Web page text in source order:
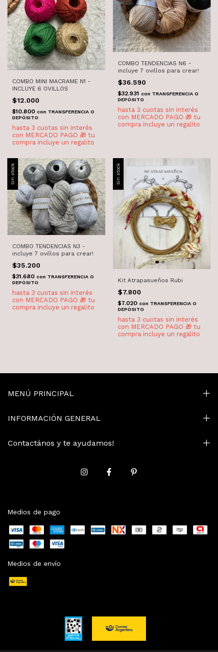
COMBO MINI MACRAME N1 -
INCLUYE 6 OVILLOS
$12.000
$10.800 con TRANSFERENCIA O
DEPÓSITO
COMBO TENDENCIAS N6 -
incluye 7 ovillos para crear!
$36.590
$32.931 con TRANSFERENCIA O
DEPÓSITO
Sin stock
COMBO TENDENCIAS N3 -
incluye 7 ovillos para crear!
$35.200
$31.680 con TRANSFERENCIA O
DEPÓSITO
Sin stock
Kit Atrapasueños Rubi
$7.800
$7.020 con TRANSFERENCIA O
DEPÓSITO
MENÚ PRINCIPAL
INFORMACIÓN GENERAL
Contactános y te ayudamos!
Medios de pago
Medios de envío